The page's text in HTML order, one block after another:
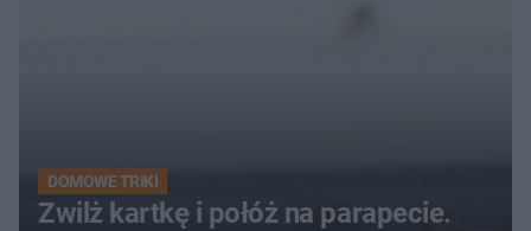
DOMOWE TRIKI
Zwilż kartkę i połóż na parapecie.